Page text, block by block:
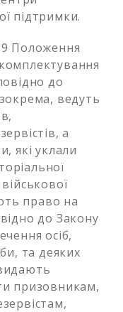
підтримки.
Положення
до
ведуть
а
які уклали
право на
до Закону
осіб,
та деяких
призовникам,